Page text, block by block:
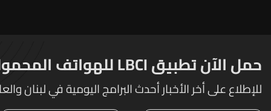
حمل الآن تطبيق LBCI للهواتف المحمولة
للإطلاع على أخر الأخبار أحدث البرامج اليومية في لبنان